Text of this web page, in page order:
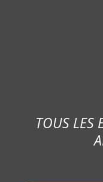
TOUS LES